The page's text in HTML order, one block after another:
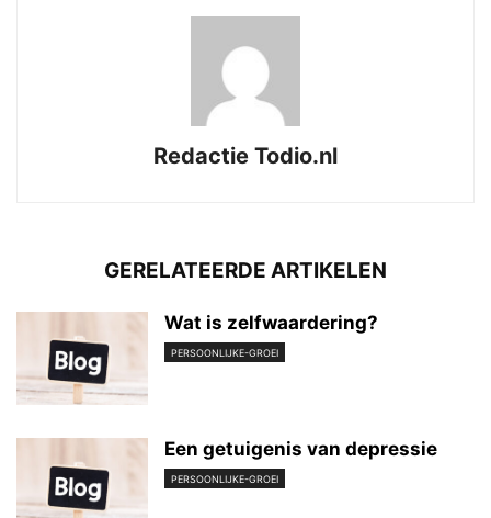
Redactie Todio.nl
GERELATEERDE ARTIKELEN
Wat is zelfwaardering?
PERSOONLIJKE-GROEI
Een getuigenis van depressie
PERSOONLIJKE-GROEI